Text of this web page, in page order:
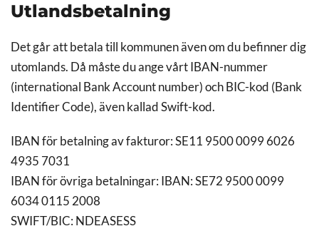
Utlandsbetalning
Det går att betala till kommunen även om du befinner dig
utomlands. Då måste du ange vårt IBAN-nummer
(international Bank Account number) och BIC-kod (Bank
Identifier Code), även kallad Swift-kod.
IBAN för betalning av fakturor: SE11 9500 0099 6026
4935 7031
IBAN för övriga betalningar: IBAN: SE72 9500 0099
6034 0115 2008
SWIFT/BIC: NDEASESS